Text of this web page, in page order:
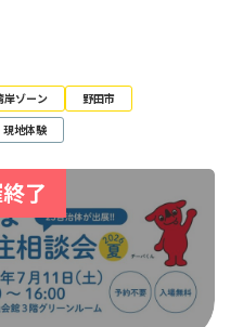
岸ゾーン
野田市
現地体験